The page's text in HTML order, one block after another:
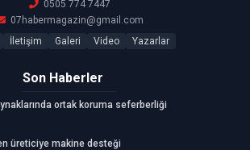
0505 774 7447
07habermagazin@gmail.com
İletişim Galeri Video Yazarlar
Son Haberler
ortak koruma seferberliği
üreticiye makine desteği